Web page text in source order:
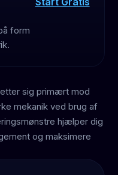
form
sig primært mod
mekanik ved brug af
hjælper dig
og maksimere